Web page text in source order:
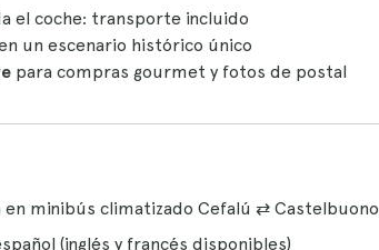
el coche: transporte incluido
un escenario histórico único
para compras gourmet y fotos de postal
en minibús climatizado Cefalú ⇄ Castelbuono
(inglés y francés disponibles)